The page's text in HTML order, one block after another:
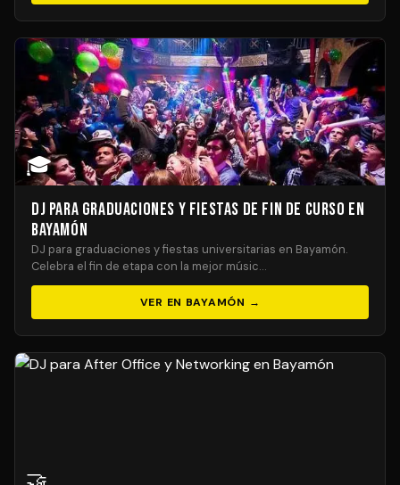
🎓
DJ para Graduaciones y Fiestas de Fin de Curso en
Bayamón
DJ para graduaciones y fiestas universitarias en Bayamón.
Celebra el fin de etapa con la mejor músic…
VER EN BAYAMÓN →